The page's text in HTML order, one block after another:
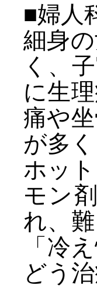
■婦人
細身
く、
に生
痛や
が多
ホッ
モン
れ、
「冷
どう